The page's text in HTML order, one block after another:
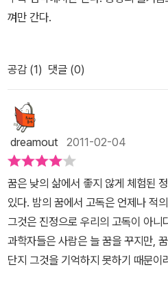
여성이 구분되는 것으로 알고 있습
형 낱말을 잘 사용하는 것이 중요하다
는 아니무스와 아니마의 의미를 따
아니마에서 출발하는 개념으로 분석
가지는 모든 여성적인 심리학적 성질
니무스는 여성의 무의식 인격의 남성
신현상에는 아니무스와 아니마가 때
면서 존재한다고 생각합니다. 바슐라
에서의 몽상이 아니마에 속하며, 꿈은
니다.제3장에서는 우리를 어린 시절
기합니다. 어린 시절의 기억 속에 간
로 어느 순간부터 복잡한 몽상의 기
기억은 꿈을 꾸고 몽상은 추억하게
껴만 간다.
공감 (1) 댓글 (0)
dreamout 2011-02-04
꿈은 낮의 삶에서 좋지 않게 체험된
있다. 밤의 꿈에서 고독은 언제나 적
그것은 진정으로 우리의 고독이 아니
과학자들은 사람은 늘 꿈을 꾸지만,
단지 그것을 기억하지 못하기 때문